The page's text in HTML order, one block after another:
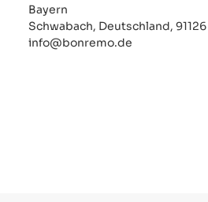
Bayern
Schwabach, Deutschland, 91126
info@bonremo.de